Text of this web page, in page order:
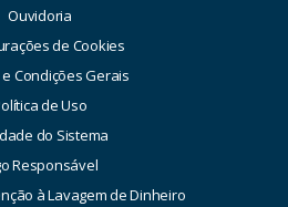
Ouvidoria
de Cookies
Condições Gerais
de Uso
do Sistema
Responsável
à Lavagem de Dinheiro